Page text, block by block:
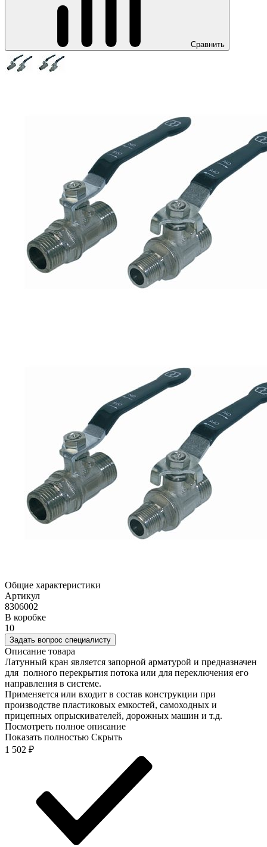
Сравнить
Общие характеристики
Артикул
8306002
В коробке
10
Задать вопрос специалисту
Описание товара
Латунный кран является запорной арматурой и предназначен
для полного перекрытия потока или для переключения его
направления в системе.
Применяется или входит в состав конструкции при
производстве пластиковых емкостей, самоходных и
прицепных опрыскивателей, дорожных машин и т.д.
Посмотреть полное описание
Показать полностью Скрыть
1 502 ₽